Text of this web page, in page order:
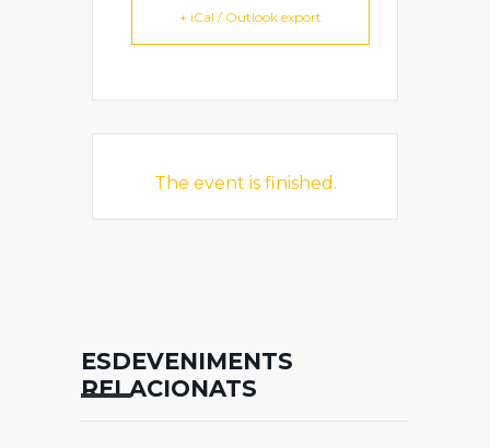
+ iCal / Outlook export
The event is finished.
ESDEVENIMENTS
RELACIONATS